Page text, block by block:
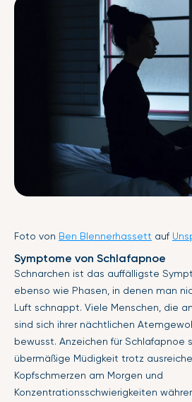
Foto von Ben Blennerhassett auf
Symptome von Schlafapnoe
Schnarchen ist das auffälligste
ebenso wie Phasen, in denen man
Luft schnappt. Viele Menschen, die
sind sich ihrer nächtlichen
bewusst. Anzeichen für Schlafapnoe
übermäßige Müdigkeit trotz
Kopfschmerzen am Morgen und
Konzentrationsschwierigkeiten